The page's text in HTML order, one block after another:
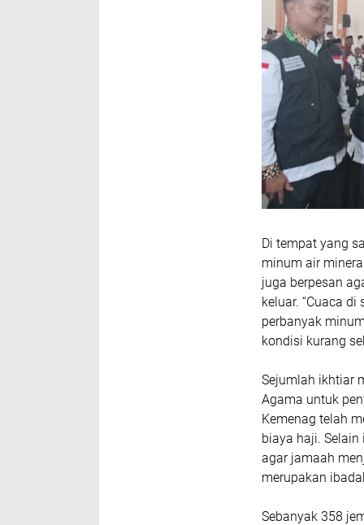
Di tempat yang
minum air
juga berpesan
keluar. “Cuaca di
perbanyak
kondisi kurang
Sejumlah ikhtiar
Agama untuk
Kemenag telah
biaya haji. Selain
agar jamaah
merupakan
Sebanyak 358